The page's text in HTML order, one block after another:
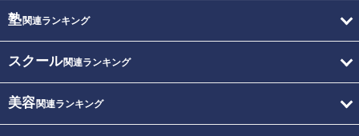
塾関連ランキング
スクール関連ランキング
美容関連ランキング